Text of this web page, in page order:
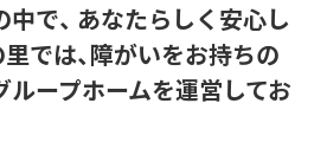
で、 あなたらしく安心し
では、障がいをお持ちの
ープホームを運営してお